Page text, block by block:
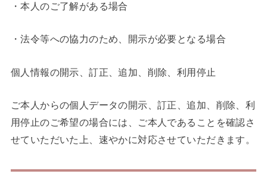
・本人のご了解がある場合
・法令等への協力のため、開示が必要となる場合
個人情報の開示、訂正、追加、削除、利用停止
ご本人からの個人データの開示、訂正、追加、削除、利
用停止のご希望の場合には、ご本人であることを確認さ
せていただいた上、速やかに対応させていただきます。